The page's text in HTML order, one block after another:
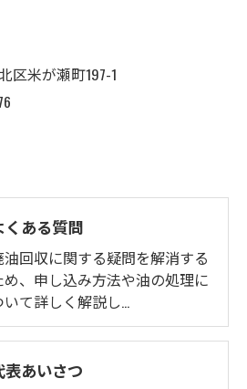
区米が瀬町197-1
くある質問
油回収に関する疑問を解消する
め、申し込み方法や油の処理に
いて詳しく解説し…
表あいさつ